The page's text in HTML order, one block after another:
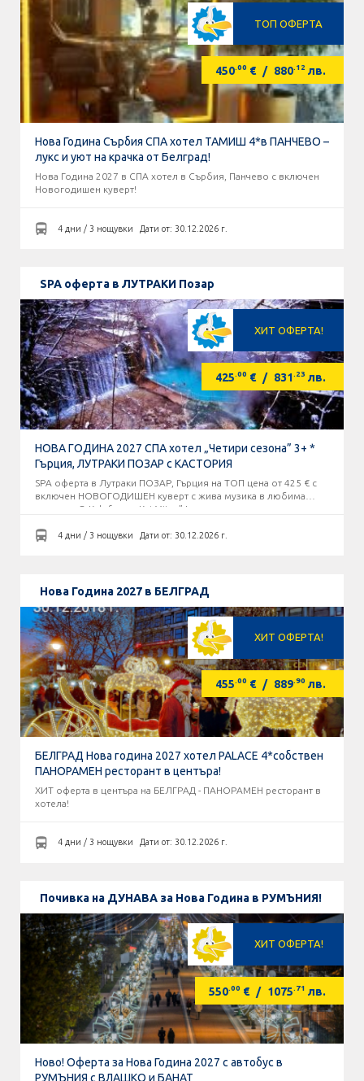
ТОП ОФЕРТА
450.00 € / 880.12 лв.
Нова Година Сърбия СПА хотел ТАМИШ 4*в ПАНЧЕВО –
лукс и уют на крачка от Белград!
Нова Година 2027 в СПА хотел в Сърбия, Панчево с включен
Новогодишен куверт!
4 дни / 3 нощувки Дати от: 30.12.2026 г.
SPA оферта в ЛУТРАКИ Позар
ХИТ ОФЕРТА!
425.00 € / 831.23 лв.
НОВА ГОДИНА 2027 СПА хотел „Четири сезона” 3+ *
Гърция, ЛУТРАКИ ПОЗАР с КАСТОРИЯ
SPA оферта в Лутраки ПОЗАР, Гърция на ТОП цена от 425 € с
включен НОВОГОДИШЕН куверт с жива музика в любима
таверна „O Kalofagas - Kaj Mitre” !
4 дни / 3 нощувки Дати от: 30.12.2026 г.
Нова Година 2027 в БЕЛГРАД
ХИТ ОФЕРТА!
455.00 € / 889.90 лв.
БЕЛГРАД Нова година 2027 хотел PALACE 4*собствен
ПАНОРАМЕН ресторант в центъра!
ХИТ оферта в центъра на БЕЛГРАД - ПАНОРАМЕН ресторант в
хотела!
4 дни / 3 нощувки Дати от: 30.12.2026 г.
Почивка на ДУНАВА за Нова Година в РУМЪНИЯ!
ХИТ ОФЕРТА!
550.00 € / 1075.71 лв.
Ново! Оферта за Нова Година 2027 с автобус в
РУМЪНИЯ с ВЛАШКО и БАНАТ